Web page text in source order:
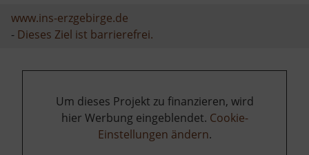
www.ins-erzgebirge.de
- Dieses Ziel ist barrierefrei.
Um dieses Projekt zu finanzieren, wird
hier Werbung eingeblendet. Cookie-
Einstellungen ändern.